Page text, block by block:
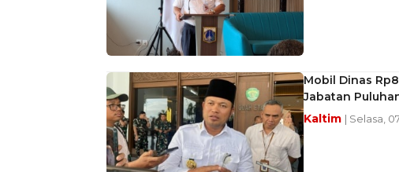
Mobil Dinas
Jabatan
Kaltim | Selasa,